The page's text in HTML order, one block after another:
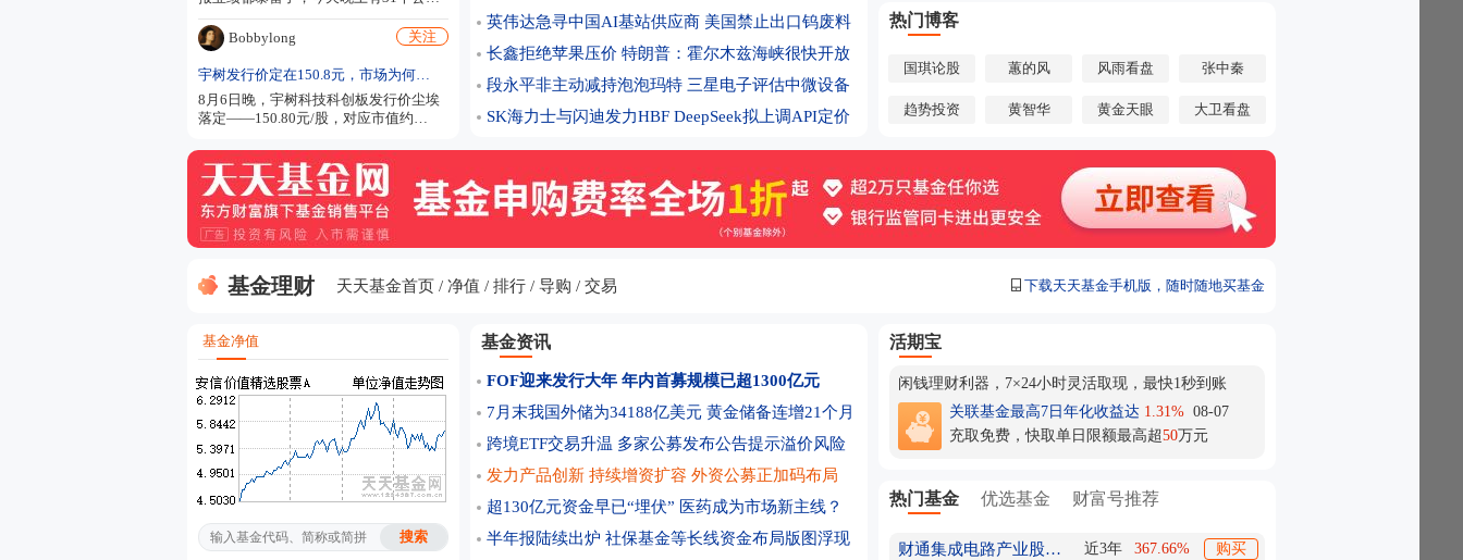
加速进入电信运营商市场 寻找中国基站厂商合作？英
伟达否认
八家硅料企业发布倡议 知情人士称或配套惩罚措施
8月7日港股收盘：恒指涨0.54% 药明生物领涨成分股
8月7日涨停复盘：74只股涨停 百花医药4连板
中国央行连续第21个月增持黄金
黄金牛市又要来了？知名机构：两大逆风将转为顺风
现在是建仓好时机！
别人吃的是AI行情 他只吃到AI回撤？又一只基金
来了？
苹果上调多款设备以旧换新回收价格 并新增多款安卓
机型
A股下半年首次4连涨！中际旭创尾盘突然跳水 发生
了什么？
美股光模块黑马计划大幅扩产 全力押注800G、1.6Tb
产品
发布中报，24个利润增长，7个业绩下
滑，汤臣倍健利润下滑18%，中国稀土
第二季度收入竟然下滑3成，利润金额超
过5亿，还有不错增长的只有3个，拉卡
拉，寒武纪和广合科技。不过拉卡拉二
季度利润是下滑的，寒武纪的业绩增速
也是下滑的，只有广合科技是加速高增
公司名单： 朗科科技，收入增102%到
9.66...
Bobbylong 关注
宇树发行价定在150.8元，市场为何没那么“热烈”？
8月6日晚，宇树科技科创板发行价尘埃
落定——150.80元/股，对应市值约
友第一反应是算中签收益，但更值得观
察的是，今天机器人板块走得相当温
和，没有出现预想中的集体狂欢，这到
底是为什么？ 先说说大家最关心的钱袋
子问题。中一签（500股）要缴款7.54万
元，门槛不低。如果参考过往高溢价新
一签能赚二十多万；涨450%的话，三...
英伟达急寻中国AI基站供应商 美国禁止出口钨废料
长鑫拒绝苹果压价 特朗普：霍尔木兹海峡很快开放
段永平非主动减持泡泡玛特 三星电子评估中微设备
SK海力士与闪迪发力HBF DeepSeek拟上调API定价
热门博客
国琪论股 蕙的风 风雨看盘 张中秦
趋势投资 黄智华 黄金天眼 大卫看盘
基金理财 天天基金首页 净值 排行 导购 交易 下载天天基金手机版，随时随地买基金
基金净值 基金资讯
FOF迎来发行大年 年内首募规模已超1300亿元
7月末我国外储为34188亿美元 黄金储备连增21个月
跨境ETF交易升温 多家公募发布公告提示溢价风险
发力产品创新 持续增资扩容 外资公募正加码布局
超130亿元资金早已“埋伏” 医药成为市场新主线？
半年报陆续出炉 社保基金等长线资金布局版图浮现
活期宝
闲钱理财利器，7×24小时灵活取现，最快1秒到账
关联基金最高7日年化收益达 1.31% 08-07
充取免费，快取单日限额最高超50万元
热门基金 优选基金 财富号推荐
财通集成电路产业股票A 近3年 367.66% 购买